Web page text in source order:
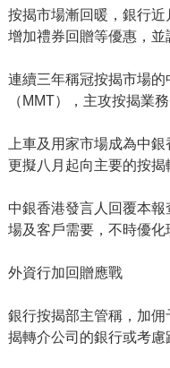
按揭市場漸回暖，銀行
增加禮券回贈等優惠，並
連續三年稱冠按揭市場
（MMT），主攻按揭業務
上車及用家市場成為中
更擬八月起向主要的按揭
中銀香港發言人回覆本
場及客戶需要，不時優化
外資行加回贈應戰
銀行按揭部主管稱，加
揭轉介公司的銀行或考